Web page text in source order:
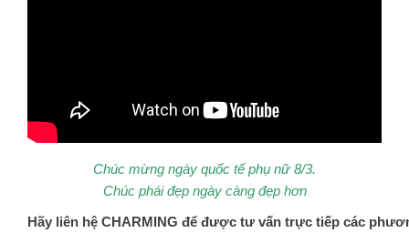
Chúc mừng ngày quốc tế phụ nữ 8/3.
Chúc phái đẹp ngày càng đẹp hơn
Hãy liên hệ CHARMING để được tư vấn trực tiếp các